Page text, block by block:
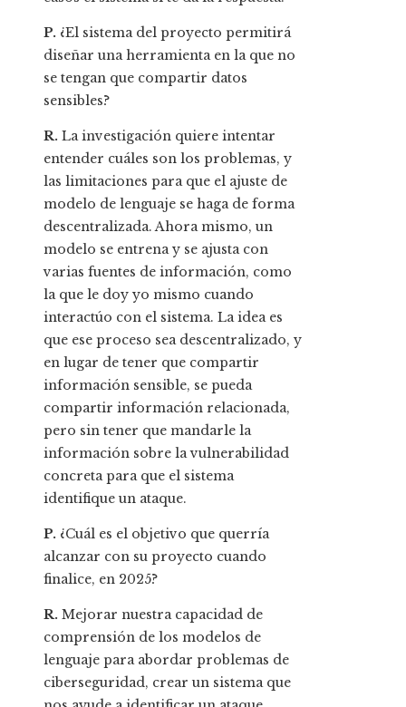
P. ¿El sistema del proyecto permitirá
diseñar una herramienta en la que no
se tengan que compartir datos
sensibles?
R. La investigación quiere intentar
entender cuáles son los problemas, y
las limitaciones para que el ajuste de
modelo de lenguaje se haga de forma
descentralizada. Ahora mismo, un
modelo se entrena y se ajusta con
varias fuentes de información, como
la que le doy yo mismo cuando
interactúo con el sistema. La idea es
que ese proceso sea descentralizado, y
en lugar de tener que compartir
información sensible, se pueda
compartir información relacionada,
pero sin tener que mandarle la
información sobre la vulnerabilidad
concreta para que el sistema
identifique un ataque.
P. ¿Cuál es el objetivo que querría
alcanzar con su proyecto cuando
finalice, en 2025?
R. Mejorar nuestra capacidad de
comprensión de los modelos de
lenguaje para abordar problemas de
ciberseguridad, crear un sistema que